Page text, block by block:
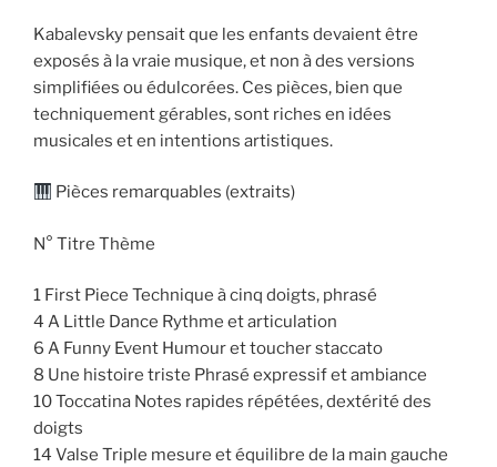
Kabalevsky pensait que les enfants devaient être
exposés à la vraie musique, et non à des versions
simplifiées ou édulcorées. Ces pièces, bien que
techniquement gérables, sont riches en idées
musicales et en intentions artistiques.
Pièces remarquables (extraits)
N° Titre Thème
1 First Piece Technique à cinq doigts, phrasé
4 A Little Dance Rythme et articulation
6 A Funny Event Humour et toucher staccato
8 Une histoire triste Phrasé expressif et ambiance
10 Toccatina Notes rapides répétées, dextérité des
doigts
14 Valse Triple mesure et équilibre de la main gauche